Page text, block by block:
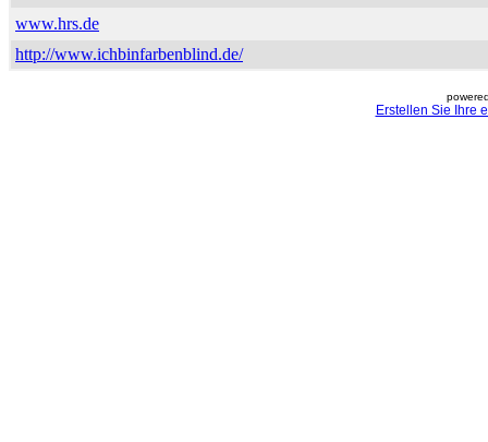
www.hrs.de
http://www.ichbinfarbenblind.de/
Erstellen Sie Ihre